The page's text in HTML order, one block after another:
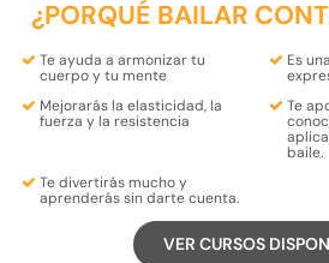
¿PORQUÉ BAILAR
Te ayuda a armonizartu
cuerpoy tu mente
Es
Mejorarás la elasticidad, la
fuerza y ​​la resistencia
Te
baile.
Te divertirás mucho y
aprenderássin darte cuenta.
VER CURSOS